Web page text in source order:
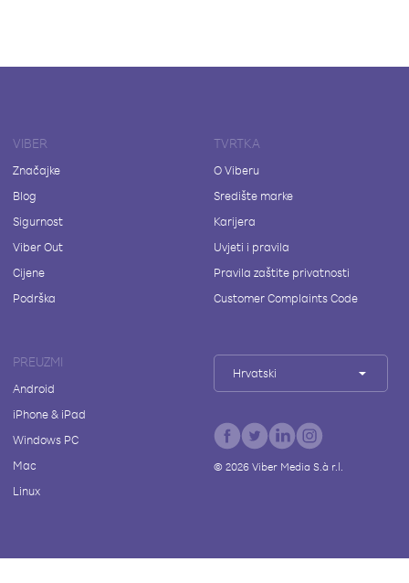
VIBER
Značajke
Blog
Sigurnost
Viber Out
Cijene
Podrška
TVRTKA
O Viberu
Središte marke
Karijera
Uvjeti i pravila
Pravila zaštite privatnosti
Customer Complaints Code
PREUZMI
Android
iPhone & iPad
Windows PC
Mac
Linux
Hrvatski
© 2026Viber Media S.à r.l.